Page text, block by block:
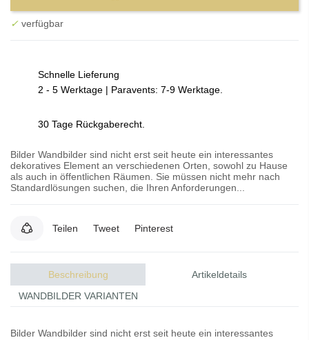
✓ verfügbar
Schnelle Lieferung
2 - 5 Werktage | Paravents: 7-9 Werktage.
30 Tage Rückgaberecht.
Bilder Wandbilder sind nicht erst seit heute ein interessantes
dekoratives Element an verschiedenen Orten, sowohl zu Hause
als auch in öffentlichen Räumen. Sie müssen nicht mehr nach
Standardlösungen suchen, die Ihren Anforderungen...
Teilen Tweet Pinterest
Beschreibung
Artikeldetails
WANDBILDER VARIANTEN
Bilder Wandbilder sind nicht erst seit heute ein interessantes